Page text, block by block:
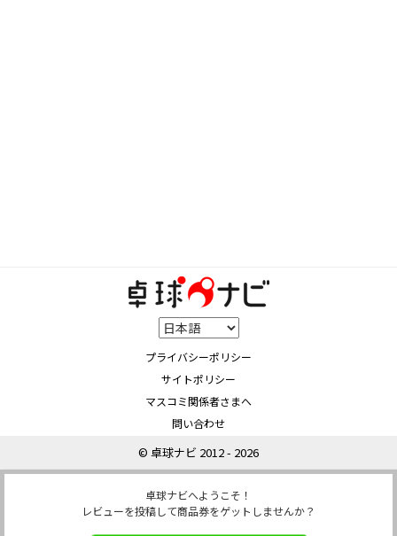
プライバシーポリシー
サイトポリシー
マスコミ関係者さまへ
問い合わせ
© 卓球ナビ 2012 - 2026
卓球ナビへようこそ！
レビューを投稿して商品券をゲットしませんか？